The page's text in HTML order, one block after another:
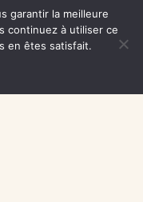
garantir la meilleure
continuez à utiliser ce
en êtes satisfait.